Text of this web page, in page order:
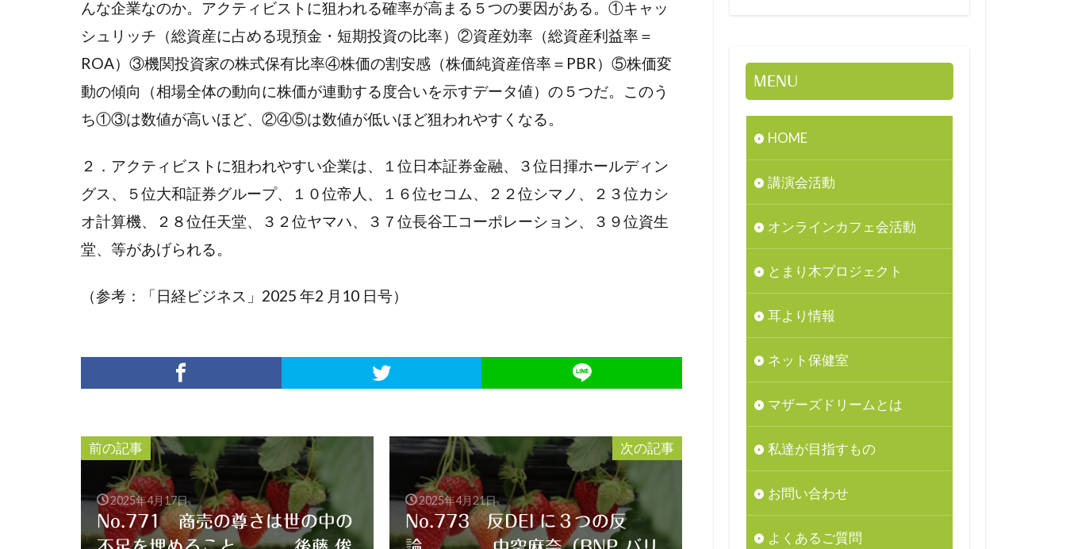
んな企業なのか。アクティビストに狙われる確率が高まる５つの要因がある。①キャッ
シュリッチ（総資産に占める現預金・短期投資の比率）②資産効率（総資産利益率＝
ROA）③機関投資家の株式保有比率④株価の割安感（株価純資産倍率＝PBR）⑤株価変
動の傾向（相場全体の動向に株価が連動する度合いを示すデータ値）の５つだ。このう
ち①③は数値が高いほど、②④⑤は数値が低いほど狙われやすくなる。
２．アクティビストに狙われやすい企業は、１位日本証券金融、３位日揮ホールディン
グス、５位大和証券グループ、１０位帝人、１６位セコム、２２位シマノ、２３位カシ
オ計算機、２８位任天堂、３２位ヤマハ、３７位長谷工コーポレーション、３９位資生
堂、等があげられる。
（参考：「日経ビジネス」2025 年2 月10 日号）
前の記事
2025年4月17日
No.771 商売の尊さは世の中の
次の記事
2025年4月21日
No.773 反DEI に３つの反
MENU
HOME
講演会活動
オンラインカフェ会活動
とまり木プロジェクト
耳より情報
ネット保健室
マザーズドリームとは
私達が目指すもの
お問い合わせ
よくあるご質問